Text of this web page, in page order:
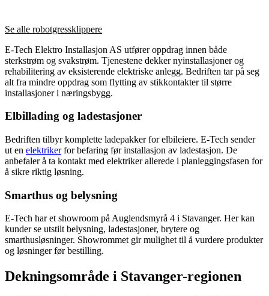
Se alle robotgressklippere
E-Tech Elektro Installasjon AS utfører oppdrag innen både
sterkstrøm og svakstrøm. Tjenestene dekker nyinstallasjoner og
rehabilitering av eksisterende elektriske anlegg. Bedriften tar på seg
alt fra mindre oppdrag som flytting av stikkontakter til større
installasjoner i næringsbygg.
Elbillading og ladestasjoner
Bedriften tilbyr komplette ladepakker for elbileiere. E-Tech sender
ut en elektrikerfor befaring før installasjon av ladestasjon. De
anbefaler å ta kontakt med elektriker allerede i planleggingsfasen for
å sikre riktig løsning.
Smarthus og belysning
E-Tech har et showroom på Auglendsmyrå 4 i Stavanger. Her kan
kunder se utstilt belysning, ladestasjoner, brytere og
smarthusløsninger. Showrommet gir mulighet til å vurdere produkter
og løsninger før bestilling.
Dekningsområde i Stavanger-regionen